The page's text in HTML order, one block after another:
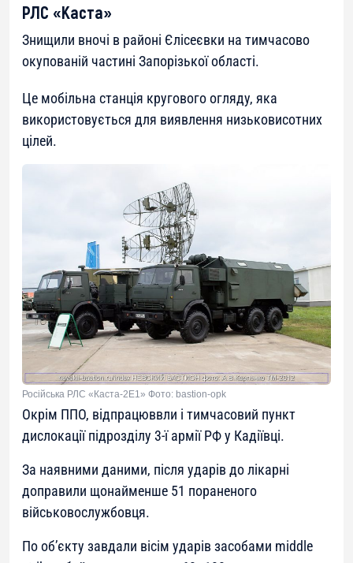
РЛС «Каста»
Знищили вночі в районі Єлісеєвки на тимчасово
окупованій частині Запорізької області.
Це мобільна станція кругового огляду, яка
використовується для виявлення низьковисотних
цілей.
Російська РЛС «Каста-2Е1» Фото: bastion-opk
Окрім ППО, відпрацюввли і тимчасовий пункт
дислокації підрозділу 3-ї армії РФ у Кадіївці.
За наявними даними, після ударів до лікарні
доправили щонайменше 51 пораненого
військовослужбовця.
По об’єкту завдали вісім ударів засобами middle